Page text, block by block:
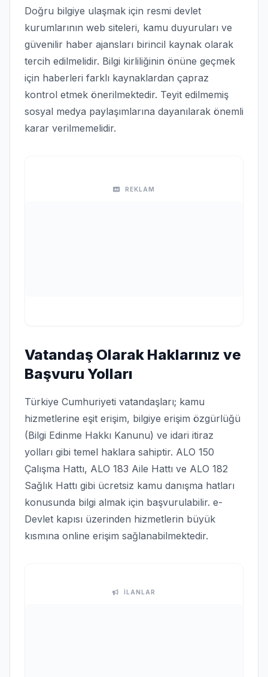
Doğru bilgiye ulaşmak için resmi devlet
kurumlarının web siteleri, kamu duyuruları ve
güvenilir haber ajansları birincil kaynak olarak
tercih edilmelidir. Bilgi kirliliğinin önüne geçmek
için haberleri farklı kaynaklardan çapraz
kontrol etmek önerilmektedir. Teyit edilmemiş
sosyal medya paylaşımlarına dayanılarak önemli
karar verilmemelidir.
REKLAM
Vatandaş Olarak Haklarınız ve
Başvuru Yolları
Türkiye Cumhuriyeti vatandaşları; kamu
hizmetlerine eşit erişim, bilgiye erişim özgürlüğü
(Bilgi Edinme Hakkı Kanunu) ve idari itiraz
yolları gibi temel haklara sahiptir. ALO 150
Çalışma Hattı, ALO 183 Aile Hattı ve ALO 182
Sağlık Hattı gibi ücretsiz kamu danışma hatları
konusunda bilgi almak için başvurulabilir. e-
Devlet kapısı üzerinden hizmetlerin büyük
kısmına online erişim sağlanabilmektedir.
İLANLAR